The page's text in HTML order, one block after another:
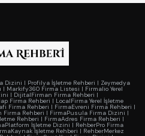
Dizini | Profilya İşletme Rehberi | Zeymedya
| Markify360 Firma Listesi | Firmalio Yerel
| DijitalFirman Firma Rehberi |
Firma Rehberi | LocalFirma Yerel İşletme
Firma Rehberi | FirmaEvreni Firma Rehberi |
Firma Rehberi | FirmaPusula Firma Dizini |
Rehberi | FirmaAdres Firma Rehberi |
İşletme Dizini | RehberPro Firma
İşletme Rehberi | RehberMerkez